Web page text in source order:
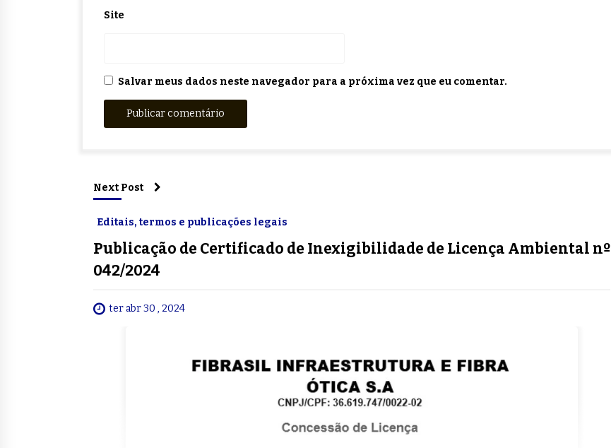
Site
Salvar meus dados neste navegador para a próxima vez que eu comentar.
Next Post
Editais, termos e publicações legais
Publicação de Certificado de Inexigibilidade de Licença Ambiental nº
042/2024
ter abr 30 , 2024